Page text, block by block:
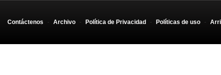
Contáctenos - Archivo - Política de Privacidad - Políticas de uso -